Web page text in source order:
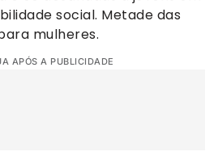
social. Metade das
mulheres.
APÓS A PUBLICIDADE